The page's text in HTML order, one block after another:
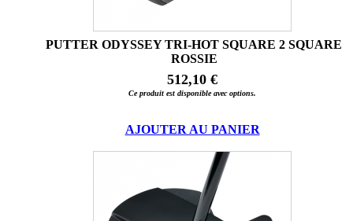
PUTTER ODYSSEY TRI-HOT SQUARE 2 SQUARE
ROSSIE
512,10 €
Ce produit est disponible avec options.
AJOUTER AU PANIER